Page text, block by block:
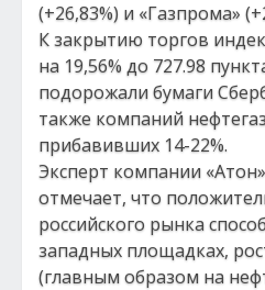
(+26,83%) и «Газпрома»
К закрытию торгов
на 19,56% до 727.98
подорожали бумаги
также компаний
прибавивших 14-22%.
Эксперт компании
отмечает, что
российского рынка
западных площадках,
(главным образом на